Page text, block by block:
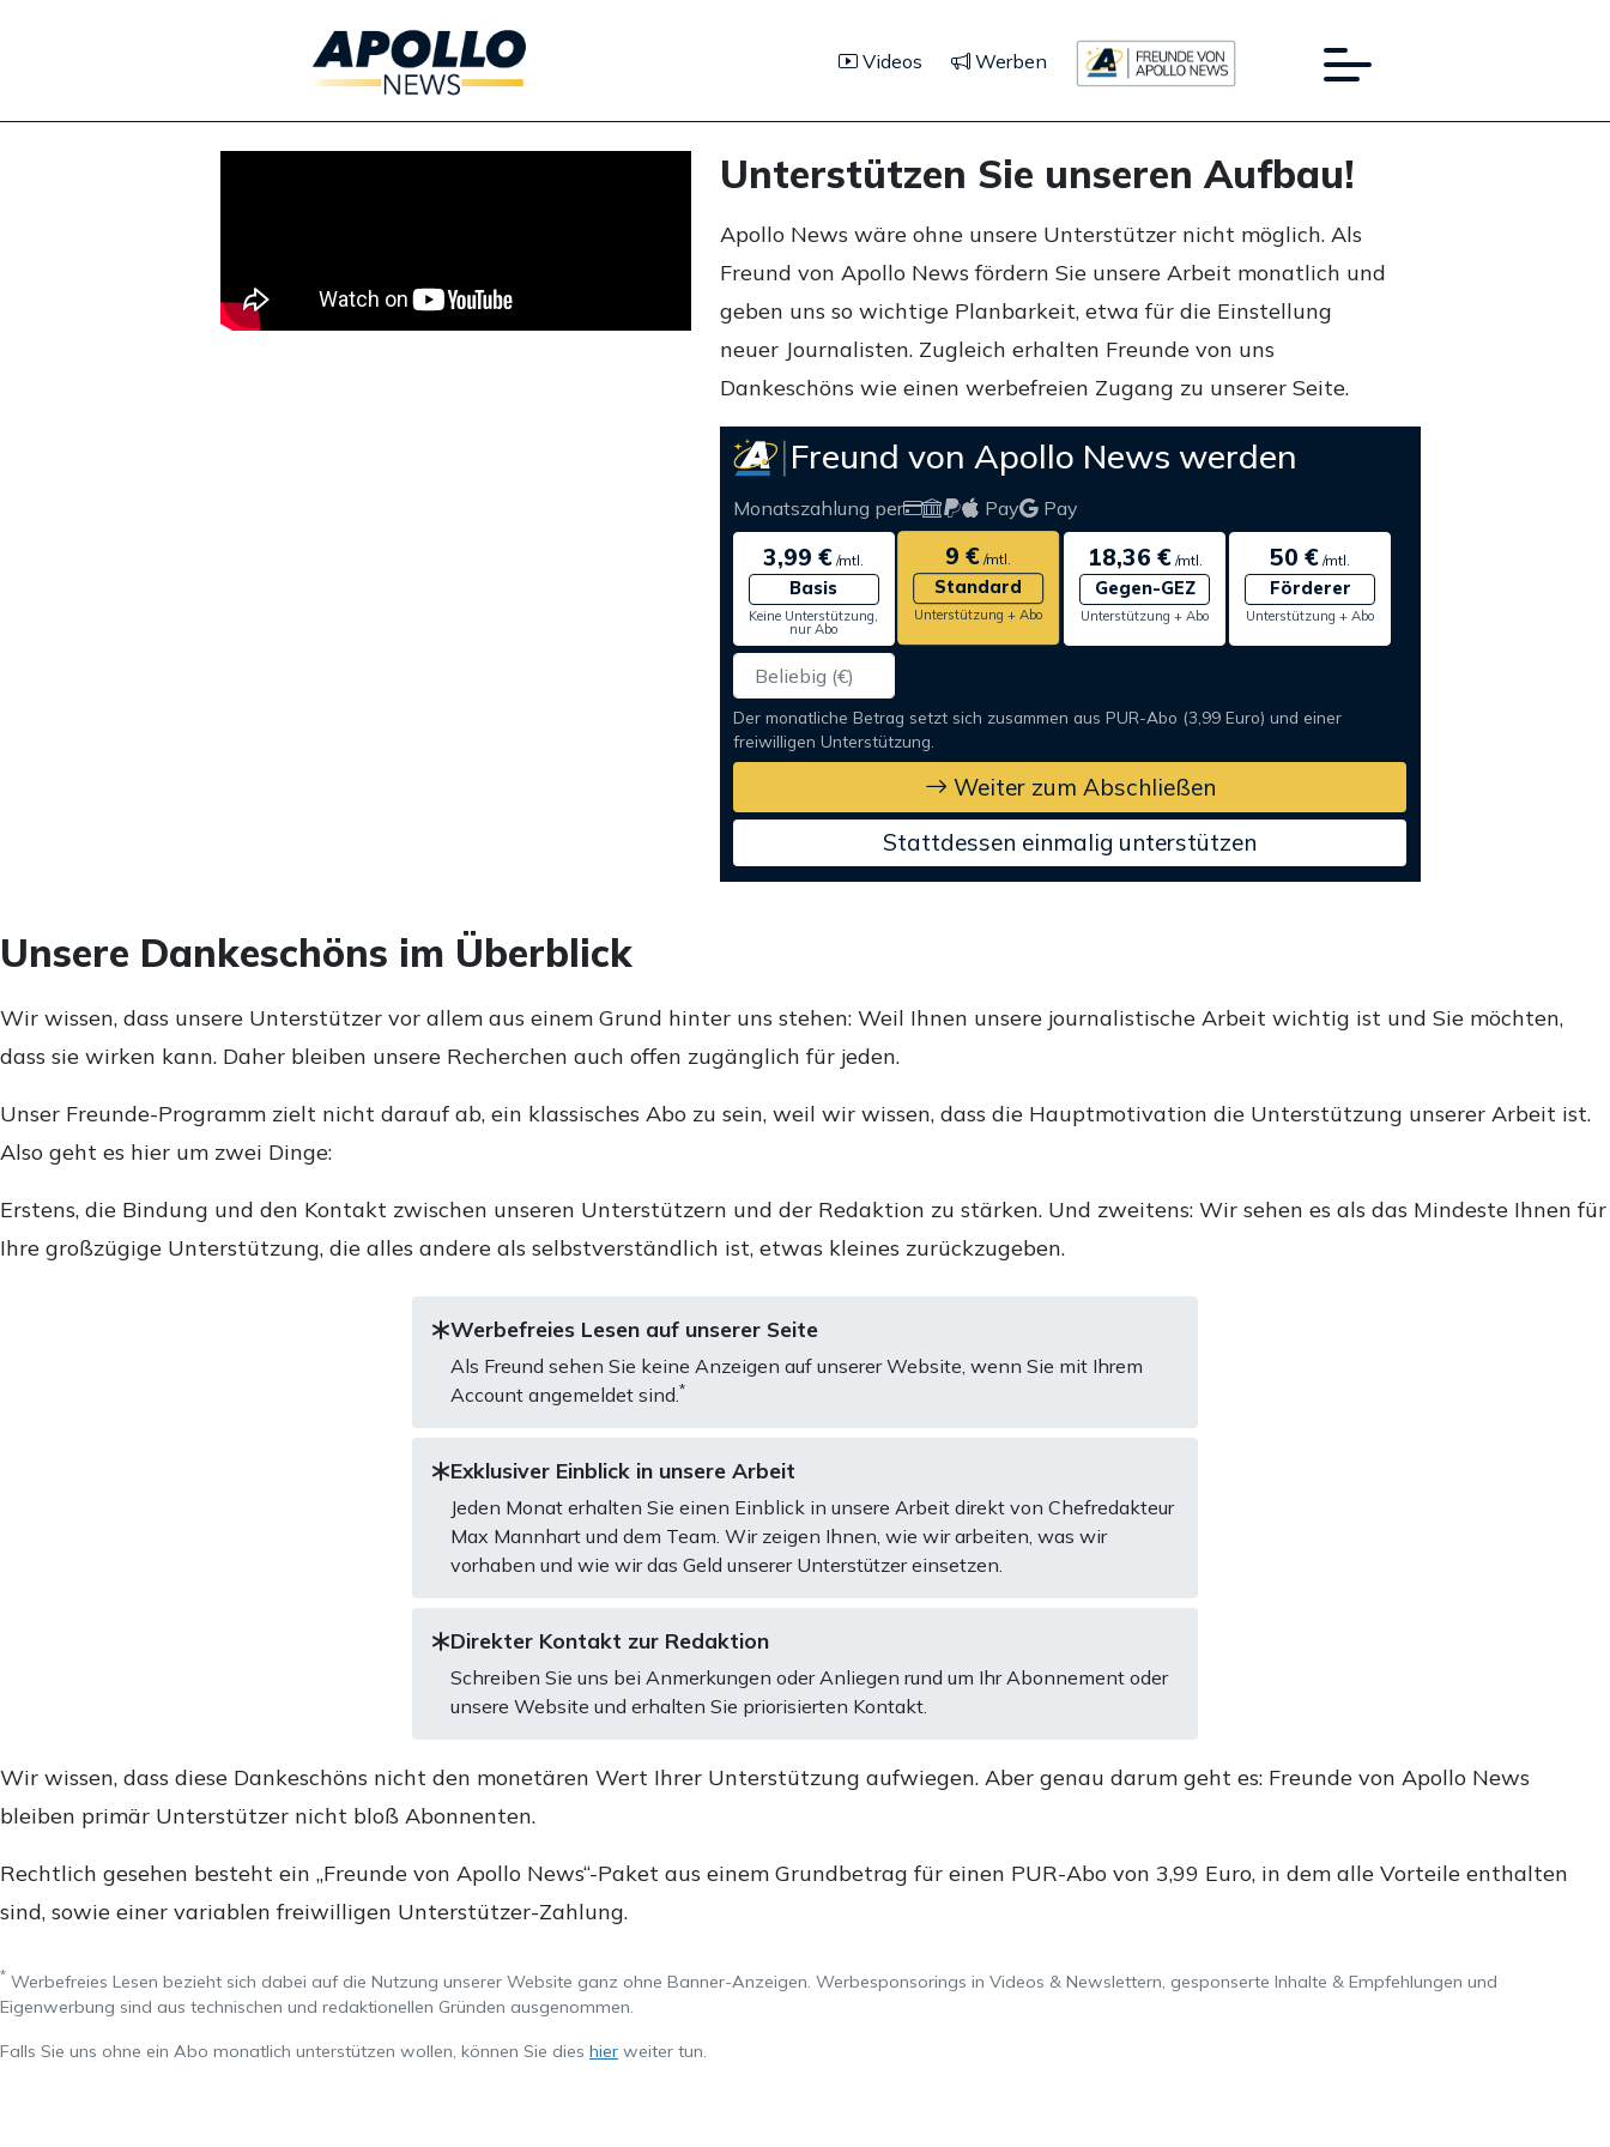
Videos Werben
Unterstützen Sie unseren Aufbau!
Apollo News wäre ohne unsere Unterstützer nicht möglich. Als
Freund von Apollo News fördern Sie unsere Arbeit monatlich und
geben uns so wichtige Planbarkeit, etwa für die Einstellung
neuer Journalisten. Zugleich erhalten Freunde von uns
Dankeschöns wie einen werbefreien Zugang zu unserer Seite.
Freund von Apollo News werden
Monatszahlung per Pay Pay
3,99 € /mtl.
Basis
Keine Unterstützung,
nur Abo
9 € /mtl.
Standard
Unterstützung + Abo
18,36 €/mtl.
Gegen-GEZ
Unterstützung + Abo
50 € /mtl.
Förderer
Unterstützung + Abo
Der monatliche Betrag setzt sich zusammen aus PUR-Abo (3,99 Euro) und einer
freiwilligen Unterstützung.
Weiter zum Abschließen
Stattdessen einmalig unterstützen
Unsere Dankeschöns im Überblick
Wir wissen, dass unsere Unterstützer vor allem aus einem Grund hinter uns stehen: Weil Ihnen unsere journalistische Arbeit wichtig ist und Sie möchten,
dass sie wirken kann. Daher bleiben unsere Recherchen auch offen zugänglich für jeden.
Unser Freunde-Programm zielt nicht darauf ab, ein klassisches Abo zu sein, weil wir wissen, dass die Hauptmotivation die Unterstützung unserer Arbeit ist.
Also geht es hier um zwei Dinge:
Erstens, die Bindung und den Kontakt zwischen unseren Unterstützern und der Redaktion zu stärken. Und zweitens: Wir sehen es als das Mindeste Ihnen für
Ihre großzügige Unterstützung, die alles andere als selbstverständlich ist, etwas kleines zurückzugeben.
Werbefreies Lesen auf unserer Seite
Als Freund sehen Sie keine Anzeigen auf unserer Website, wenn Sie mit Ihrem
Account angemeldet sind. *
Exklusiver Einblick in unsere Arbeit
Jeden Monat erhalten Sie einen Einblick in unsere Arbeit direkt von Chefredakteur
Max Mannhart und dem Team. Wir zeigen Ihnen, wie wir arbeiten, was wir
vorhaben und wie wir das Geld unserer Unterstützer einsetzen.
Direkter Kontakt zur Redaktion
Schreiben Sie uns bei Anmerkungen oder Anliegen rund um Ihr Abonnement oder
unsere Website und erhalten Sie priorisierten Kontakt.
Wir wissen, dass diese Dankeschöns nicht den monetären Wert Ihrer Unterstützung aufwiegen. Aber genau darum geht es: Freunde von Apollo News
bleiben primär Unterstützer nicht bloß Abonnenten.
Rechtlich gesehen besteht ein „Freunde von Apollo News“-Paket aus einem Grundbetrag für einen PUR-Abo von 3,99 Euro, in dem alle Vorteile enthalten
sind, sowie einer variablen freiwilligen Unterstützer-Zahlung.
* Werbefreies Lesen bezieht sich dabei auf die Nutzung unserer Website ganz ohne Banner-Anzeigen. Werbesponsorings in Videos & Newslettern, gesponserte Inhalte & Empfehlungen und
Eigenwerbung sind aus technischen und redaktionellen Gründen ausgenommen.
Falls Sie uns ohne ein Abo monatlich unterstützen wollen, können Sie dies hier weiter tun.